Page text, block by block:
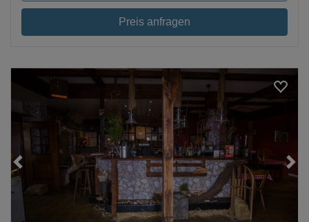
Preis anfragen
Loading...